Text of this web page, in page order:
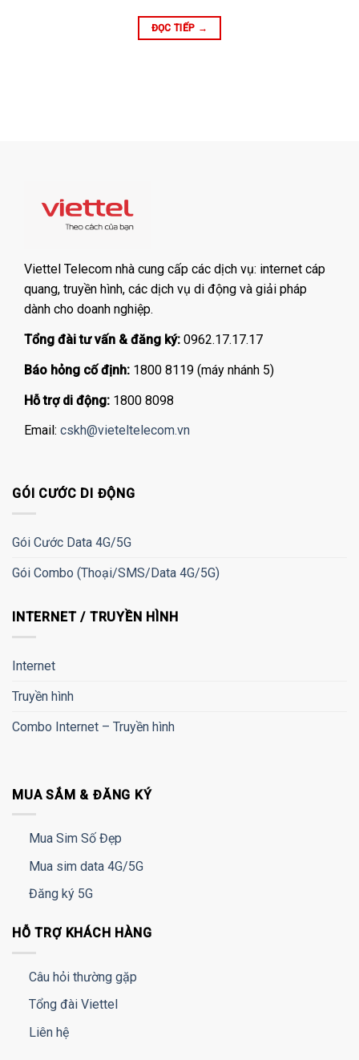
ĐỌC TIẾP →
Viettel Telecom nhà cung cấp các dịch vụ: internet cáp
quang, truyền hình, các dịch vụ di động và giải pháp
dành cho doanh nghiệp.
Tổng đài tư vấn & đăng ký: 0962.17.17.17
Báo hỏng cố định: 1800 8119 (máy nhánh 5)
Hỗ trợ di động: 1800 8098
Email: cskh@vieteltelecom.vn
GÓI CƯỚC DI ĐỘNG
Gói Cước Data 4G/5G
Gói Combo (Thoại/SMS/Data 4G/5G)
INTERNET / TRUYỀN HÌNH
Internet
Truyền hình
Combo Internet – Truyền hình
MUA SẮM & ĐĂNG KÝ
Mua Sim Số Đẹp
Mua sim data 4G/5G
Đăng ký 5G
HỖ TRỢ KHÁCH HÀNG
Câu hỏi thường gặp
Tổng đài Viettel
Liên hệ